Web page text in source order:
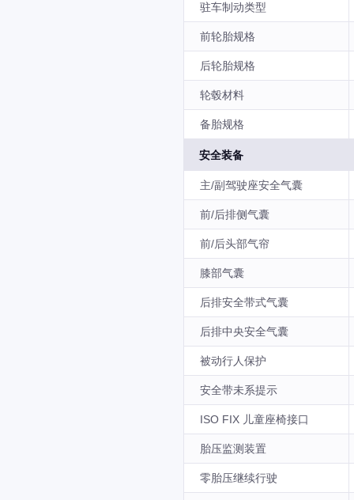
驻车制动类型
前轮胎规格
后轮胎规格
轮毂材料
备胎规格
安全装备
主/副驾驶座安全气囊
前/后排侧气囊
前/后头部气帘
膝部气囊
后排安全带式气囊
后排中央安全气囊
被动行人保护
安全带未系提示
ISO FIX 儿童座椅接口
胎压监测装置
零胎压继续行驶